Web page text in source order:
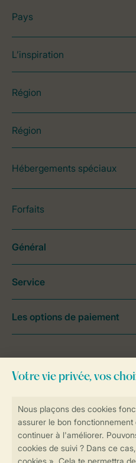
Pays
L’inspiration
Région
Région
Hébergements spéciaux
Forfaits
contactez notreContact Center.
Général
Service
Les options de paiement